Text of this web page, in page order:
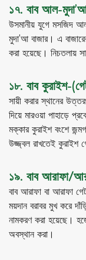
১৭. বাব আল-
উসমানীয় যুগে মসজিদ
মুদা’আ বাজার। এ
করা হয়েছে। নিচতলায়
১৮. বাব কুরাইশ-
সায়ী করার স্থানের
দিয়ে মারওয়া পাহাড়ে
মক্কার কুরাইশ বংশে
উজ্জ্বল রাখতেই কুরাইশ
১৯. বাব আরাফা/
বাব আরাফা বা আরাফা
ময়দান বরাবর মুখ করে
নামকরণ করা হয়েছে।
অবস্থান করা।